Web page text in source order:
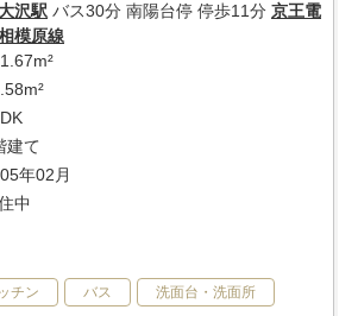
沢駅 バス30分 南陽台停 停歩11分 京王電
模原線
建て
年02月
中
チン バス 洗面台・洗面所